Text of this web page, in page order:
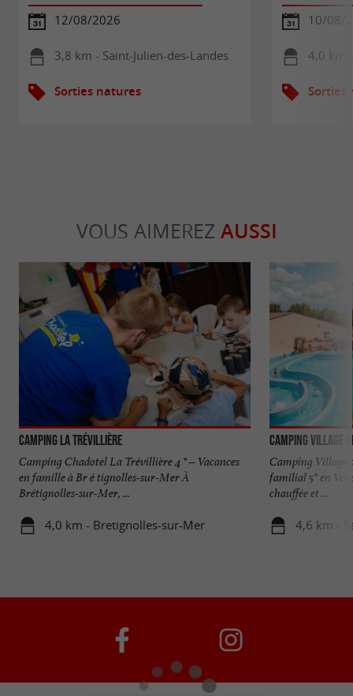
12/08/2026
3,8 km - Saint-Julien-des-Landes
Sorties natures
10/08/
4,0 km
Sorties
VOUS AIMEREZ AUSSI
Camping La Trévillière
Camping Chadotel La Trévillière 4 * – Vacances
en famille à Br é tignolles-sur-Mer À
Brétignolles-sur-Mer, ...
4,0 km - Bretignolles-sur-Mer
Camping Village
Camping Village
familial 5* en
chauffée et ...
4,6 km -